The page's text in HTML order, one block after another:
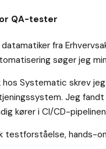
QA-tester
fra
søger jeg
hos Systematic skrev
Jeg
kører i CI/CD-
testforståelse, hands-